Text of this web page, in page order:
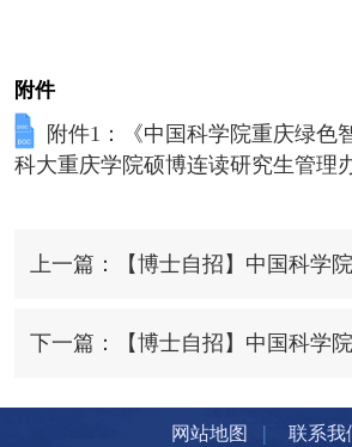
附件
附件1：《中国科学院重庆绿色
科大重庆学院硕博连读研究生管理
网站地图 | 联系我